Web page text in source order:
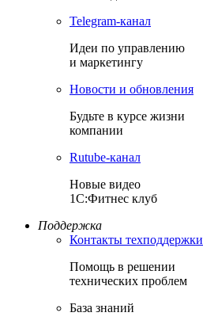
Теlegram-канал
Идеи по управлению
и маркетингу
Новости и обновления
Будьте в курсе жизни
компании
Rutube-канал
Новые видео
1С:Фитнес клуб
Поддержка
Контакты техподдержки
Помощь в решении
технических проблем
База знаний